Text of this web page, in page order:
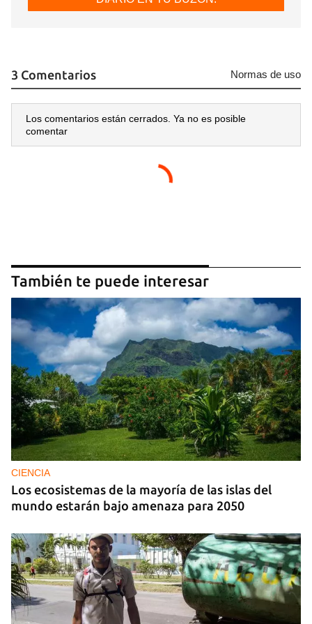
3 Comentarios Normas de uso
Los comentarios están cerrados. Ya no es posible
comentar
También te puede interesar
CIENCIA
Los ecosistemas de la mayoría de las islas del
mundo estarán bajo amenaza para 2050